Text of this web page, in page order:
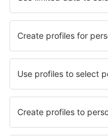
Murcia
Sewilla San Pablo
Tenerife Norte
Tenerife South